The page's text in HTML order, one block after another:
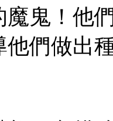
魔鬼！他
他們做出